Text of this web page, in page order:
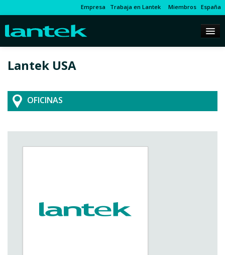
Empresa Trabaja en Lantek Miembros España
Lantek USA
OFICINAS